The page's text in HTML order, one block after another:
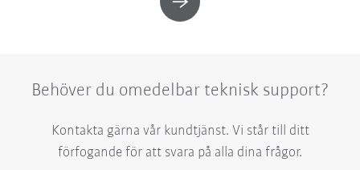
Behöver du omedelbar teknisk support?
Kontakta gärna vår kundtjänst. Vi står till ditt
förfogande för att svara på alla dina frågor.